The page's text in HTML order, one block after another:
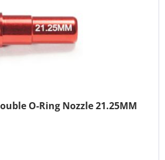
O-Ring Nozzle 21.25MM